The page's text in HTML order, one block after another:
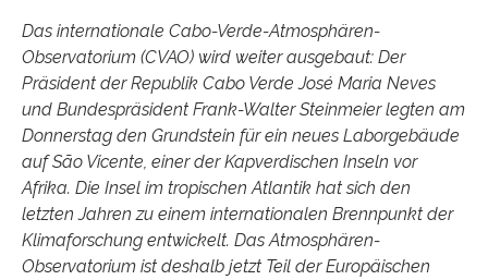
Das internationale Cabo-Verde-Atmosphären-
Observatorium (CVAO) wird weiter ausgebaut: Der
Präsident der Republik Cabo Verde José Maria Neves
und Bundespräsident Frank-Walter Steinmeier legten am
Donnerstag den Grundstein für ein neues Laborgebäude
auf São Vicente, einer der Kapverdischen Inseln vor
Afrika. Die Insel im tropischen Atlantik hat sich den
letzten Jahren zu einem internationalen Brennpunkt der
Klimaforschung entwickelt. Das Atmosphären-
Observatorium ist deshalb jetzt Teil der Europäischen